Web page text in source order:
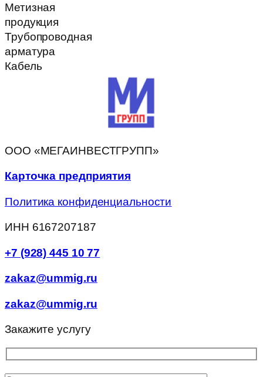
Метизная
продукция
Трубопроводная
арматура
Кабель
ООО «МЕГАИНВЕСТГРУПП»
Карточка предприятия
Политика конфиденциальности
ИНН 6167207187
+7 (928) 445 10 77
zakaz@ummig.ru
zakaz@ummig.ru
Закажите услугу